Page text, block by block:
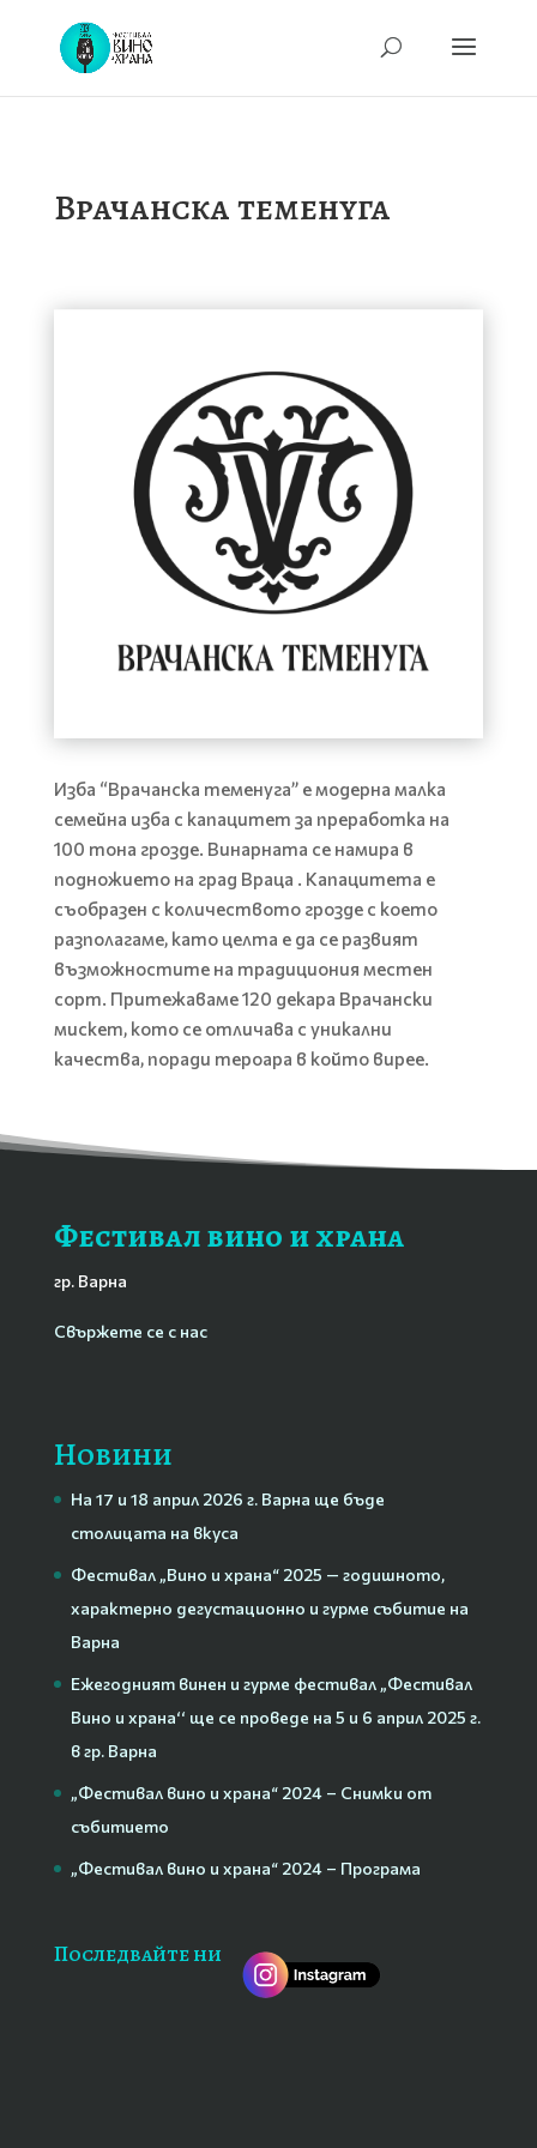
Врачанска теменуга
Изба “Врачанска теменуга” е модерна малка
семейна изба с капацитет за преработка на
100 тона грозде. Винарната се намира в
подножието на град Враца . Капацитета е
съобразен с количеството грозде с което
разполагаме, като целта е да се развият
възможностите на традициония местен
сорт. Притежаваме 120 декара Врачански
мискет, кото се отличава с уникални
качества, поради тероара в който вирее.
Фестивал вино и храна
гр. Варна
Свържете се с нас
Новини
На 17 и 18 април 2026 г. Варна ще бъде
столицата на вкуса
Фестивал „Вино и храна“ 2025 — годишното,
характерно дегустационно и гурме събитие на
Варна
Ежегодният винен и гурме фестивал „Фестивал
Вино и храна‘‘ ще се проведе на 5 и 6 април 2025 г.
в гр. Варна
„Фестивал вино и храна“ 2024 – Снимки от
събитието
„Фестивал вино и храна“ 2024 – Програма
Последвайте ни